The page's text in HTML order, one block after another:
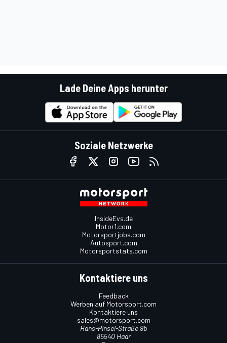
Lade Deine Apps herunter
Soziale Netzwerke
InsideEvs.de
Motor1.com
Motorsportjobs.com
Autosport.com
Motorsportstats.com
Kontaktiere uns
Feedback
Werben auf Motorsport.com
Kontaktiere uns
sales@motorsport.com
Hans-Pinsel-Straße 9b
85540 Haar